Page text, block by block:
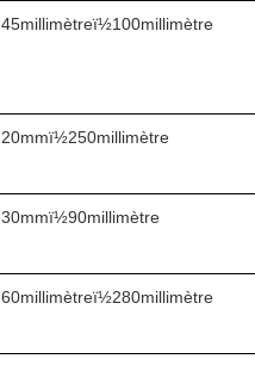
45millimètreï½100millimètre
20mmï½250millimètre
30mmï½90millimètre
60millimètreï½280millimètre